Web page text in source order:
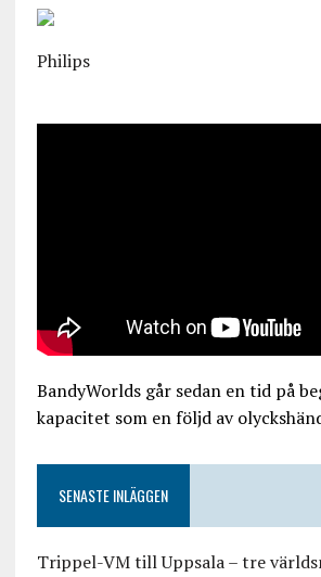
Philips
BandyWorlds går sedan en tid på
kapacitet som en följd av
SENASTE INLÄGGEN
Trippel-VM till Uppsala – tre